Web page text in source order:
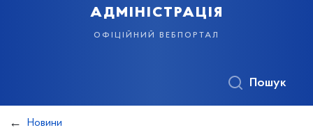
адміністрація
офіційний вебпортал
Пошук
Новини